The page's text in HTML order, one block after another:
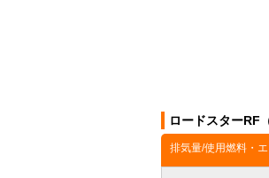
ロードスターRF
排気量/使用燃料・